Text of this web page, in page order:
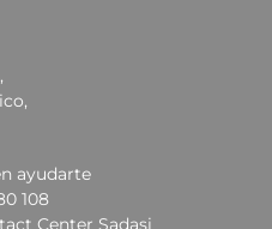
ayudarte
108
Center Sadasi